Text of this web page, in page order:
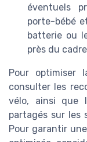
éventuels
porte-bébé
batterie ou
près du
Pour optimiser
consulter les
vélo, ainsi que
partagés sur les
Pour garantir